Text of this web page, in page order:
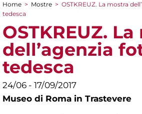
Tu sei qui
Home > Mostre > OSTKREUZ. La mostra
tedesca
OSTKREUZ.
dell’agenzia
tedesca
24/06 - 17/09/2017
Museo di Roma in Trastevere